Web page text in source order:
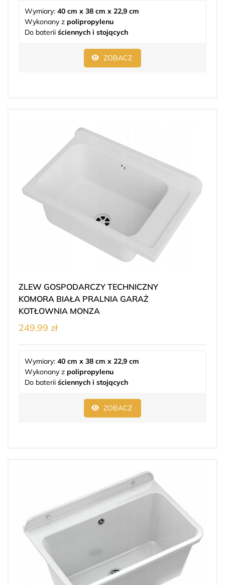
Wymiary: 40 cm x 38 cm x 22,9 cm
Wykonany z polipropylenu
Do baterii ściennych i stojących
ZOBACZ
ZLEW GOSPODARCZY TECHNICZNY
KOMORA BIAŁA PRALNIA GARAŻ
KOTŁOWNIA MONZA
249.99 zł
Wymiary: 40 cm x 38 cm x 22,9 cm
Wykonany z polipropylenu
Do baterii ściennych i stojących
ZOBACZ